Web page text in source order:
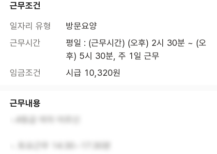
근무조건
일자리 유형
방문요양
근무시간
평일 : (근무시간) (오후) 2시 30분 ~ (오
후) 5시 30분, 주 1일 근무
임금조건
시급 10,320원
근무내용